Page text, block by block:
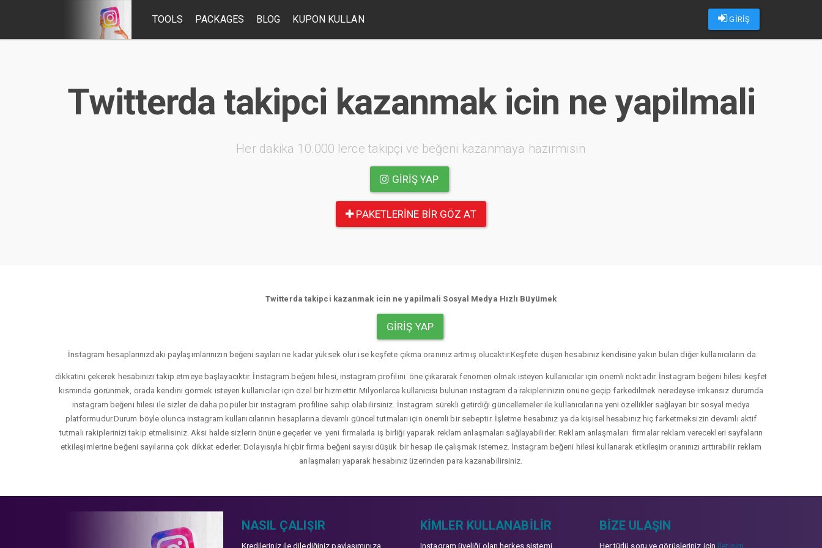
GİRİŞ
TOOLS PACKAGES BLOG KUPON KULLAN
Twitterda takipci kazanmak icin ne yapilmali
Her dakika 10.000 lerce takipçi ve beğeni kazanmaya hazırmısın
GIRIŞ YAP
PAKETLERINE BIR GÖZ AT
Twitterda takipci kazanmak icin ne yapilmali Sosyal Medya Hızlı Büyümek
GIRIŞ YAP
İnstagram hesaplarınızdaki paylaşımlarınızın beğeni sayıları ne kadar yüksek olur ise keşfete çıkma oranınız artmış olucaktır.Keşfete düşen hesabınız kendisine yakın bulan diğer kullanıcıların da
dikkatini çekerek hesabınızı takip etmeye başlayacıktır. İnstagram beğeni hilesi, instagram profilini öne çıkararak fenomen olmak isteyen kullanıcılar için önemli noktadır. İnstagram beğeni hilesi keşfet
kısmında görünmek, orada kendini görmek isteyen kullanıcılar için özel bir hizmettir. Milyonlarca kullanıcısı bulunan instagram da rakiplerinizin önüne geçip farkedilmek neredeyse imkansız durumda
instagram beğeni hilesi ile sizler de daha popüler bir instagram profiline sahip olabilirsiniz. İnstagram sürekli getirdiği güncellemeler ile kullanıcılarına yeni özellikler sağlayan bir sosyal medya
platformudur.Durum böyle olunca instagram kullanıcılarının hesaplarına devamlı güncel tutmaları için önemli bir sebeptir. İşletme hesabınız ya da kişisel hesabınız hiç farketmeksizin devamlı aktif
tutmalı rakiplerinizi takip etmelisiniz. Aksi halde sizlerin önüne geçerler ve yeni firmalarla iş birliği yaparak reklam anlaşmaları sağlayabilirler. Reklam anlaşmaları firmalar reklam verecekleri sayfaların
etkileşimlerine beğeni sayılarına çok dikkat ederler. Dolayısıyla hiçbir firma beğeni sayısı düşük bir hesap ile çalışmak istemez. İnstagram beğeni hilesi kullanarak etkileşim oranınızı arttırabilir reklam
anlaşmaları yaparak hesabınız üzerinden para kazanabilirsiniz.
NASIL ÇALIŞIR
Kredileriniz ile dilediğiniz paylaşımınıza
KIMLER KULLANABILIR
Instagram üyeliği olan herkes sistemi
BIZE ULAŞIN
Her türlü soru ve görüşleriniz için İletişim